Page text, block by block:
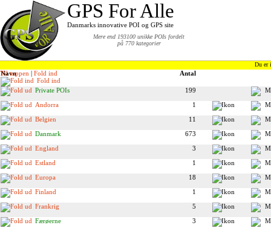
Mere end 193100 unikke POIs fordelt
på 770 kategorier
GPS For Alle
Danmarks innovative POI og GPS site
Du er
Til toppen | Fold ind
Navn
Antal
Fold ind
Private POIs
199
Andorra
1
Belgien
11
Danmark
673
England
3
Estland
1
Europa
18
Finland
1
Frankrig
5
Færøerne
3